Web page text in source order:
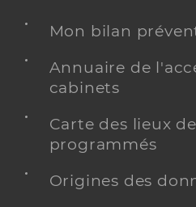
Mon bilan
Annuaire de
cabinets
Carte des lieux
programmés
Origines des